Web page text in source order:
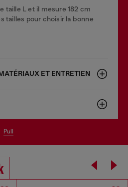
taille L et il mesure 182 cm
tailles pour choisir la bonne
ET ENTRETIEN
pull